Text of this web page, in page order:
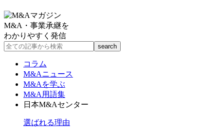
M&A・事業承継を
わかりやすく発信
コラム
M&Aニュース
M&Aを学ぶ
M&A用語集
日本M&Aセンター
選ばれる理由